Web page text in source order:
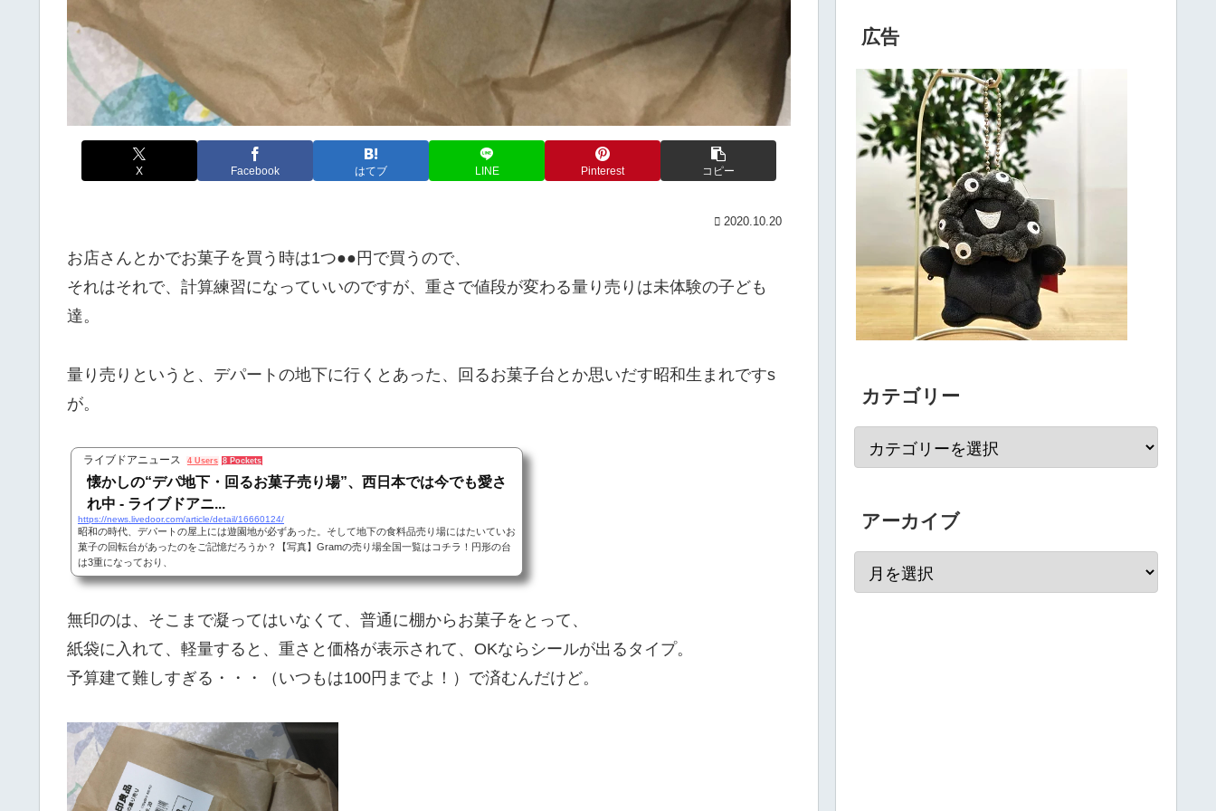
X Facebook はてブ LINE Pinterest コピー
2020.10.20
お店さんとかでお菓子を買う時は1つ●●円で買うので、
それはそれで、計算練習になっていいのですが、重さで値段が変わる量り売りは未体験の子ども
達。
量り売りというと、デパートの地下に行くとあった、回るお菓子台とか思いだす昭和生まれですs
が。
ライブドアニュース 4 Users 8 Pockets
懐かしの“デパ地下・回るお菓子売り場”、西日本では今でも愛さ
れ中 - ライブドアニ...
https://news.livedoor.com/article/detail/16660124/
昭和の時代、デパートの屋上には遊園地が必ずあった。そして地下の食料品売り場にはたいていお
菓子の回転台があったのをご記憶だろうか？【写真】Gramの売り場全国一覧はコチラ！円形の台
は3重になっており、
無印のは、そこまで凝ってはいなくて、普通に棚からお菓子をとって、
紙袋に入れて、軽量すると、重さと価格が表示されて、OKならシールが出るタイプ。
予算建て難しすぎる・・・（いつもは100円までよ！）で済むんだけど。
広告
カテゴリー
アーカイブ